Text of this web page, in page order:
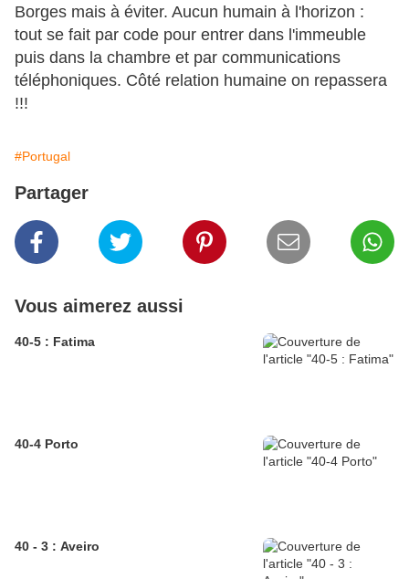
Borges mais à éviter. Aucun humain à l'horizon :
tout se fait par code pour entrer dans l'immeuble
puis dans la chambre et par communications
téléphoniques. Côté relation humaine on repassera
!!!
#Portugal
Partager
Vous aimerez aussi
40-5 : Fatima
40-4 Porto
40 - 3 : Aveiro